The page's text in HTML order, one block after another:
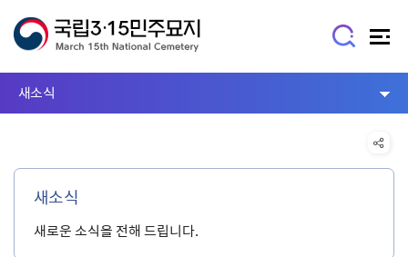
새소식
새소식
새로운 소식을 전해 드립니다.